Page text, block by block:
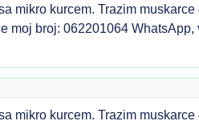
mikro kurcem. Trazim
moj broj: 062201064 WhatsApp,
mikro kurcem. Trazim